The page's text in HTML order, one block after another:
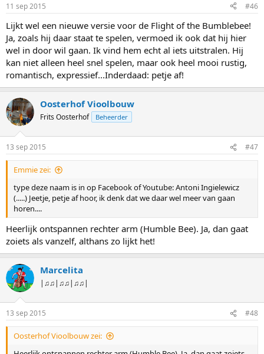
11 sep 2015 #46
Lijkt wel een nieuwe versie voor de Flight of the Bumblebee!
Ja, zoals hij daar staat te spelen, vermoed ik ook dat hij hier
wel in door wil gaan. Ik vind hem echt al iets uitstralen. Hij
kan niet alleen heel snel spelen, maar ook heel mooi rustig,
romantisch, expressief...Inderdaad: petje af!
Oosterhof Vioolbouw
Frits Oosterhof Beheerder
13 sep 2015 #47
Emmie zei:
type deze naam is in op Facebook of Youtube: Antoni Ingielewicz
(.....) Jeetje, petje af hoor, ik denk dat we daar wel meer van gaan
horen....
Heerlijk ontspannen rechter arm (Humble Bee). Ja, dan gaat
zoiets als vanzelf, althans zo lijkt het!
Marcelita
|♫♫|♫♫|♫♫|
13 sep 2015 #48
Oosterhof Vioolbouw zei: